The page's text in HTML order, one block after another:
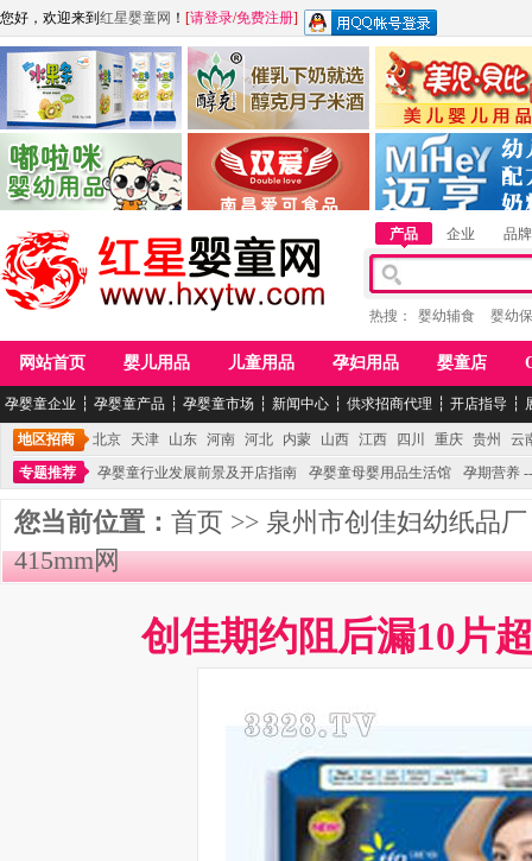
您好，欢迎来到 红星婴童网 ！ [请登录/免费注册]
江西麦嘟嘟食品有限公司
青岛嘟啦咪婴幼儿用品公司
江西醇之客月子米酒 惠州市美儿婴儿用品
湖南迈亨母婴用品有限
产品 企业 品牌
热搜： 婴幼辅食 婴幼
网站首页 婴儿用品 儿童用品 孕妇用品 婴童店
孕婴童企业 ┆ 孕婴童产品 ┆ 孕婴童市场 ┆ 新闻中心 ┆ 供求招商代理 ┆ 开店指导 ┆
地区招商 北京 天津 山东 河南 河北 内蒙 山西 江西 四川 重庆 贵州
云
专题推荐
孕婴童行业发展前景及开店指南 孕婴童母婴用品生活馆 孕期营养
您当前位置： 首页 >> 泉州市创佳妇幼纸品厂
415mm网
创佳期约阻后漏10片